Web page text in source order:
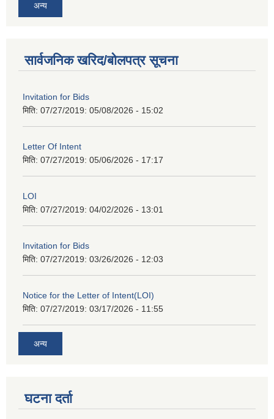
अन्य
सार्वजनिक खरिद/बोलपत्र सूचना
Invitation for Bids
मिति: 07/27/2019: 05/08/2026 - 15:02
Letter Of Intent
मिति: 07/27/2019: 05/06/2026 - 17:17
LOI
मिति: 07/27/2019: 04/02/2026 - 13:01
Invitation for Bids
मिति: 07/27/2019: 03/26/2026 - 12:03
Notice for the Letter of Intent(LOI)
मिति: 07/27/2019: 03/17/2026 - 11:55
अन्य
घटना दर्ता